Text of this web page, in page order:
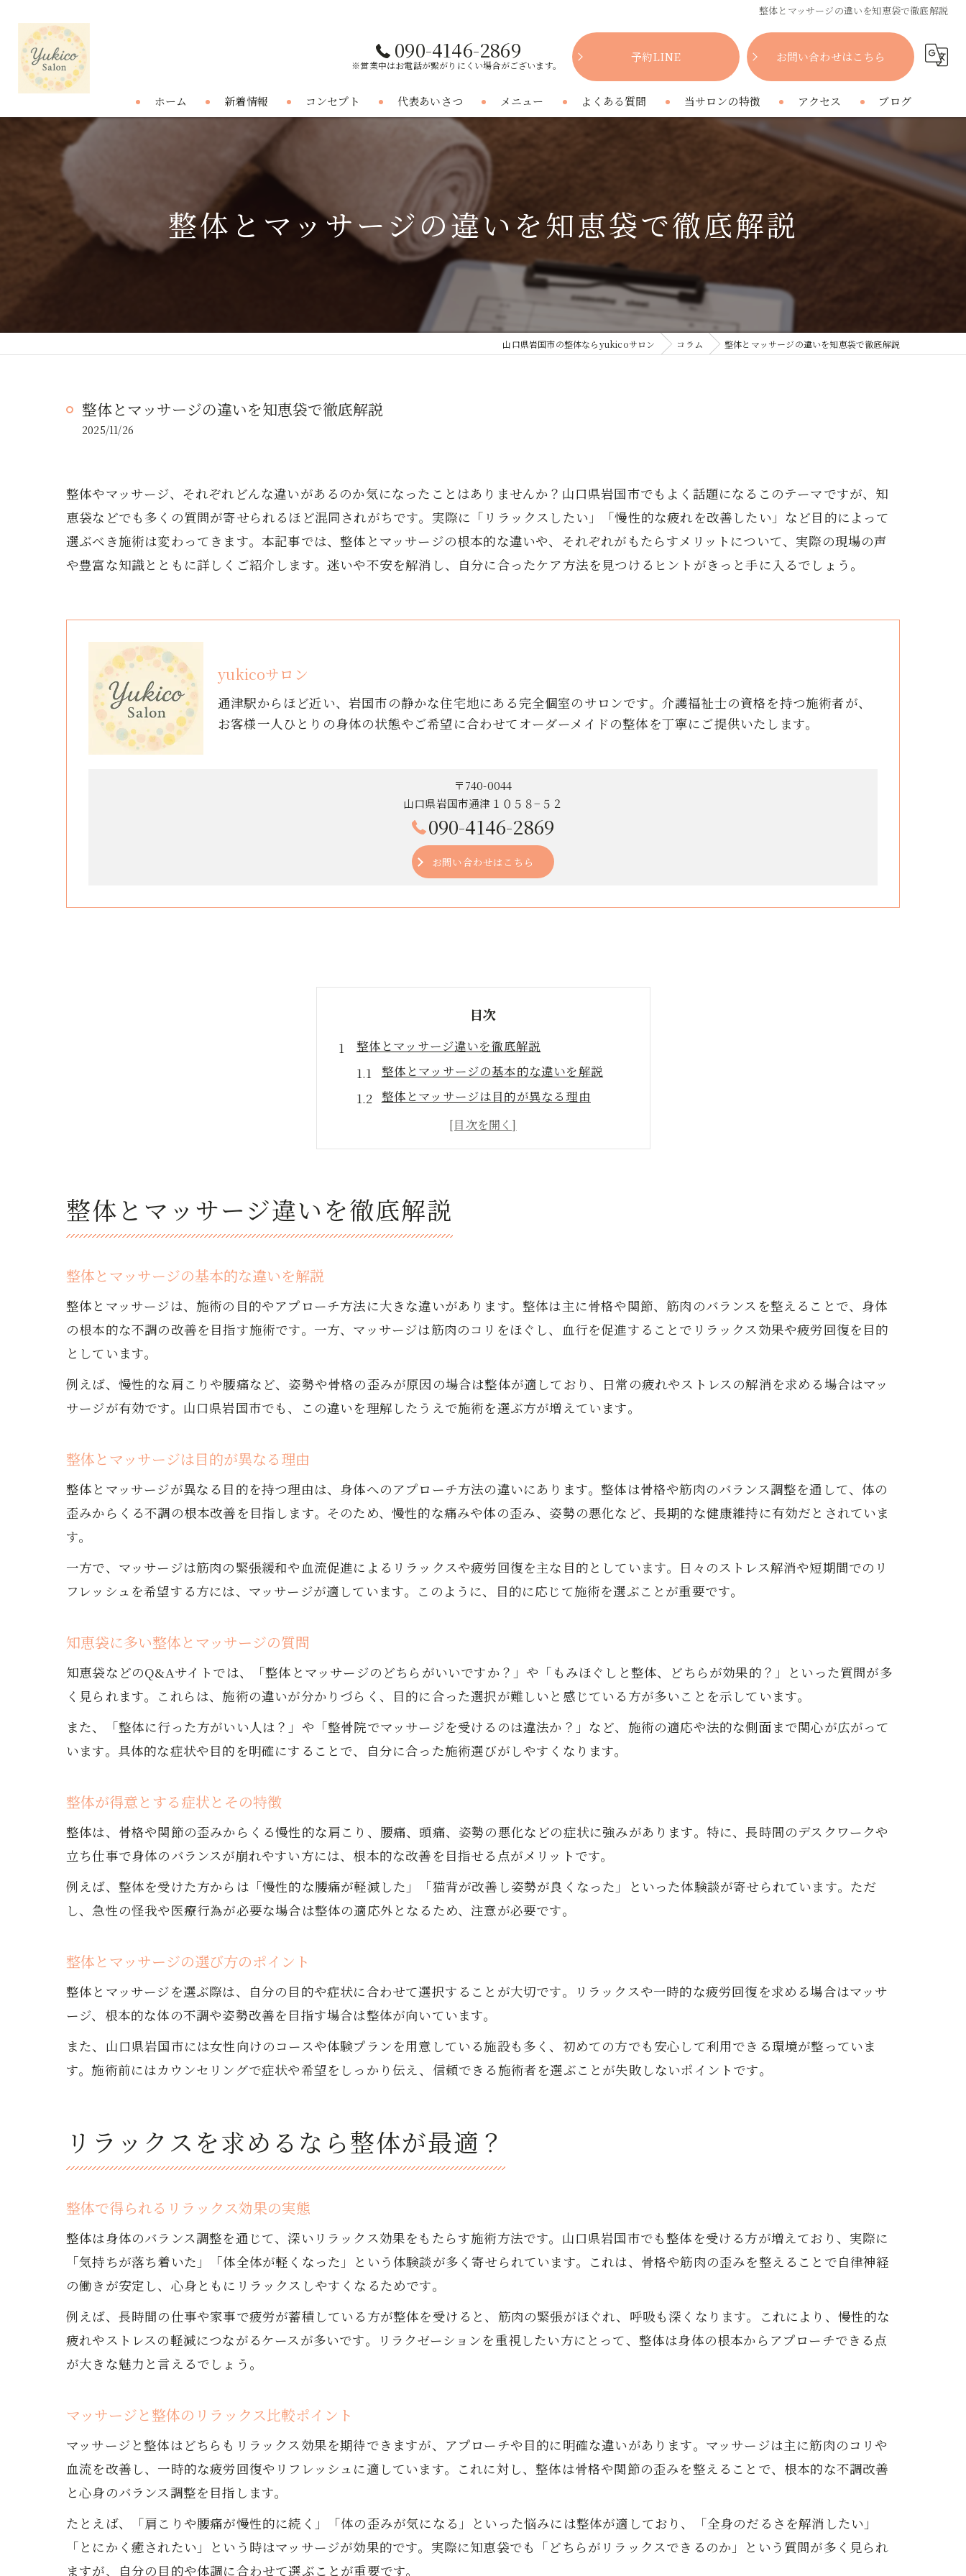
整体とマッサージの違いを知恵袋で徹底解説
090-4146-2869
※営業中はお電話が繋がりにくい場合がございます。
予約LINE お問い合わせはこちら
ホーム 新着情報 コンセプト 代表あいさつ メニュー よくある質問 当サロンの特徴
腰痛
プライベートサロン
アクセス ブログ
コラム
整体とマッサージの違いを知恵袋で徹底解説
山口県岩国市の整体ならyukicoサロン コラム 整体とマッサージの違いを知恵袋で徹底解説
整体とマッサージの違いを知恵袋で徹底解説
2025/11/26
整体やマッサージ、それぞれどんな違いがあるのか気になったことはありませんか？山口県岩国市でもよく話題になるこのテーマですが、知
恵袋などでも多くの質問が寄せられるほど混同されがちです。実際に「リラックスしたい」「慢性的な疲れを改善したい」など目的によって
選ぶべき施術は変わってきます。本記事では、整体とマッサージの根本的な違いや、それぞれがもたらすメリットについて、実際の現場の声
や豊富な知識とともに詳しくご紹介します。迷いや不安を解消し、自分に合ったケア方法を見つけるヒントがきっと手に入るでしょう。
yukicoサロン
通津駅からほど近い、岩国市の静かな住宅地にある完全個室のサロンです。介護福祉士の資格を持つ施術者が、
お客様一人ひとりの身体の状態やご希望に合わせてオーダーメイドの整体を丁寧にご提供いたします。
〒740-0044
山口県岩国市通津１０５８−５２
090-4146-2869
お問い合わせはこちら
目次
整体とマッサージ違いを徹底解説
整体とマッサージの基本的な違いを解説
整体とマッサージは目的が異なる理由
知恵袋に多い整体とマッサージの質問
整体が得意とする症状とその特徴
リラックスを求めるなら整体が最適？
整体で得られるリラックス効果の実態
リラックス重視なら整体とマッサージどちら
整体の施術がもたらす安心感の理由
整体で改善できる悩みとその特徴
マッサージと整体の体験談から学ぶ
整体体験者の声に見る効果の違い
整体が生活に与えた良い変化とは
整体とマッサージそれぞれの改善例
整体の安心できる施術環境とは
整体が初めてでも不安が少ない理由
整体のプロが心がけるケアポイント
整体が選ばれる理由と信頼性の秘密
整体が特におすすめな人の特徴
整体を受けると効果的なタイプとは
整体を活かせる生活スタイルのポイント
整体とマッサージ違いを徹底解説
整体とマッサージの基本的な違いを解説
整体とマッサージは、施術の目的やアプローチ方法に大きな違いがあります。整体は主に骨格や関節、筋肉のバランスを整えることで、身体
の根本的な不調の改善を目指す施術です。一方、マッサージは筋肉のコリをほぐし、血行を促進することでリラックス効果や疲労回復を目的
としています。
例えば、慢性的な肩こりや腰痛など、姿勢や骨格の歪みが原因の場合は整体が適しており、日常の疲れやストレスの解消を求める場合はマッ
サージが有効です。山口県岩国市でも、この違いを理解したうえで施術を選ぶ方が増えています。
整体とマッサージは目的が異なる理由
整体とマッサージが異なる目的を持つ理由は、身体へのアプローチ方法の違いにあります。整体は骨格や筋肉のバランス調整を通して、体の
歪みからくる不調の根本改善を目指します。そのため、慢性的な痛みや体の歪み、姿勢の悪化など、長期的な健康維持に有効だとされていま
す。
一方で、マッサージは筋肉の緊張緩和や血流促進によるリラックスや疲労回復を主な目的としています。日々のストレス解消や短期間でのリ
フレッシュを希望する方には、マッサージが適しています。このように、目的に応じて施術を選ぶことが重要です。
知恵袋に多い整体とマッサージの質問
知恵袋などのQ&Aサイトでは、「整体とマッサージのどちらがいいですか？」や「もみほぐしと整体、どちらが効果的？」といった質問が多
く見られます。これらは、施術の違いが分かりづらく、目的に合った選択が難しいと感じている方が多いことを示しています。
また、「整体に行った方がいい人は？」や「整骨院でマッサージを受けるのは違法か？」など、施術の適応や法的な側面まで関心が広がって
います。具体的な症状や目的を明確にすることで、自分に合った施術選びがしやすくなります。
整体が得意とする症状とその特徴
整体は、骨格や関節の歪みからくる慢性的な肩こり、腰痛、頭痛、姿勢の悪化などの症状に強みがあります。特に、長時間のデスクワークや
立ち仕事で身体のバランスが崩れやすい方には、根本的な改善を目指せる点がメリットです。
例えば、整体を受けた方からは「慢性的な腰痛が軽減した」「猫背が改善し姿勢が良くなった」といった体験談が寄せられています。ただ
し、急性の怪我や医療行為が必要な場合は整体の適応外となるため、注意が必要です。
整体とマッサージの選び方のポイント
整体とマッサージを選ぶ際は、自分の目的や症状に合わせて選択することが大切です。リラックスや一時的な疲労回復を求める場合はマッサ
ージ、根本的な体の不調や姿勢改善を目指す場合は整体が向いています。
また、山口県岩国市には女性向けのコースや体験プランを用意している施設も多く、初めての方でも安心して利用できる環境が整っていま
す。施術前にはカウンセリングで症状や希望をしっかり伝え、信頼できる施術者を選ぶことが失敗しないポイントです。
リラックスを求めるなら整体が最適？
整体で得られるリラックス効果の実態
整体は身体のバランス調整を通じて、深いリラックス効果をもたらす施術方法です。山口県岩国市でも整体を受ける方が増えており、実際に
「気持ちが落ち着いた」「体全体が軽くなった」という体験談が多く寄せられています。これは、骨格や筋肉の歪みを整えることで自律神経
の働きが安定し、心身ともにリラックスしやすくなるためです。
例えば、長時間の仕事や家事で疲労が蓄積している方が整体を受けると、筋肉の緊張がほぐれ、呼吸も深くなります。これにより、慢性的な
疲れやストレスの軽減につながるケースが多いです。リラクゼーションを重視したい方にとって、整体は身体の根本からアプローチできる点
が大きな魅力と言えるでしょう。
マッサージと整体のリラックス比較ポイント
マッサージと整体はどちらもリラックス効果を期待できますが、アプローチや目的に明確な違いがあります。マッサージは主に筋肉のコリや
血流を改善し、一時的な疲労回復やリフレッシュに適しています。これに対し、整体は骨格や関節の歪みを整えることで、根本的な不調改善
と心身のバランス調整を目指します。
たとえば、「肩こりや腰痛が慢性的に続く」「体の歪みが気になる」といった悩みには整体が適しており、「全身のだるさを解消したい」
「とにかく癒されたい」という時はマッサージが効果的です。実際に知恵袋でも「どちらがリラックスできるのか」という質問が多く見られ
ますが、自分の目的や体調に合わせて選ぶことが重要です。